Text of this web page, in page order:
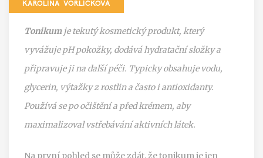
KAROLÍNA VORLÍČKOVÁ
Tonikumje tekutý kosmetický produkt, který
vyvážuje pH pokožky, dodává hydratační složky a
připravuje ji na další péči. Typicky obsahuje vodu,
glycerin, výtažky z rostlin a často i antioxidanty.
Používá se po očištění a před krémem, aby
maximalizoval vstřebávání aktivních látek.
Na první pohled se může zdát, že tonikum je jen